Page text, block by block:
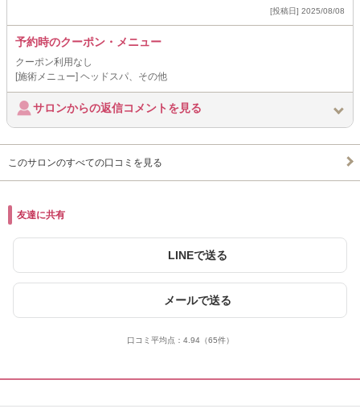
[投稿日] 2025/08/08
予約時のクーポン・メニュー
クーポン利用なし
[施術メニュー] ヘッドスパ、その他
サロンからの返信コメントを見る
このサロンのすべての口コミを見る
友達に共有
LINEで送る
メールで送る
口コミ平均点： 4.94（65件）